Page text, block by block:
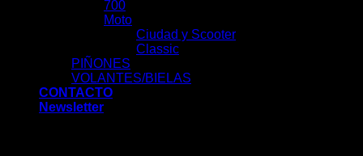
700
Moto
Ciudad y Scooter
Classic
PIÑONES
VOLANTES/BIELAS
CONTACTO
Newsletter